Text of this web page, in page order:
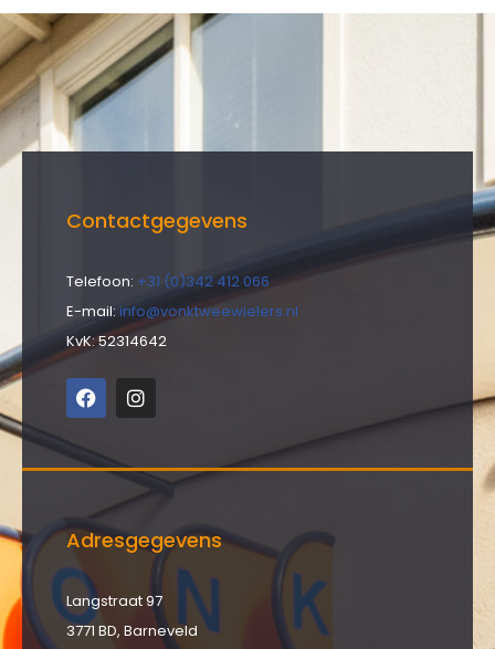
Contactgegevens
Telefoon: +31 (0)342 412 066
E-mail: info@vonktweewielers.nl
KvK: 52314642
Adresgegevens
Langstraat 97
3771 BD, Barneveld